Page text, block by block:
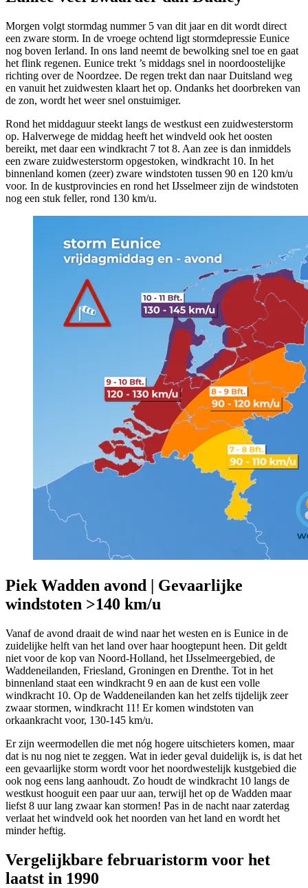
Morgen volgt stormdag nummer 5 van dit jaar en dit wordt direct
een zware storm. In de vroege ochtend ligt stormdepressie Eunice
nog boven Ierland. In ons land neemt de bewolking snel toe en gaat
het flink regenen. Eunice trekt ’s middags snel in noordoostelijke
richting over de Noordzee. De regen trekt dan naar Duitsland weg
en vanuit het zuidwesten klaart het op. Ondanks het doorbreken van
de zon, wordt het weer snel onstuimiger.
Rond het middaguur steekt langs de westkust een zuidwesterstorm
op. Halverwege de middag heeft het windveld ook het oosten
bereikt, met daar een windkracht 7 tot 8. Aan zee is dan inmiddels
een zware zuidwesterstorm opgestoken, windkracht 10. In het
binnenland komen (zeer) zware windstoten tussen 90 en 120 km/u
voor. In de kustprovincies en rond het IJsselmeer zijn de windstoten
nog een stuk feller, rond 130 km/u.
Piek Wadden avond | Gevaarlijke
windstoten >140 km/u
Vanaf de avond draait de wind naar het westen en is Eunice in de
zuidelijke helft van het land over haar hoogtepunt heen. Dit geldt
niet voor de kop van Noord-Holland, het IJsselmeergebied, de
Waddeneilanden, Friesland, Groningen en Drenthe. Tot in het
binnenland staat een windkracht 9 en aan de kust een volle
windkracht 10. Op de Waddeneilanden kan het zelfs tijdelijk zeer
zwaar stormen, windkracht 11! Er komen windstoten van
orkaankracht voor, 130-145 km/u.
Er zijn weermodellen die met nóg hogere uitschieters komen, maar
dat is nu nog niet te zeggen. Wat in ieder geval duidelijk is, is dat het
een gevaarlijke storm wordt voor het noordwestelijk kustgebied die
ook nog eens lang aanhoudt. Zo houdt de windkracht 10 langs de
westkust hooguit een paar uur aan, terwijl het op de Wadden maar
liefst 8 uur lang zwaar kan stormen! Pas in de nacht naar zaterdag
verlaat het windveld ook het noorden van het land en wordt het
minder heftig.
Vergelijkbare februaristorm voor het
laatst in 1990